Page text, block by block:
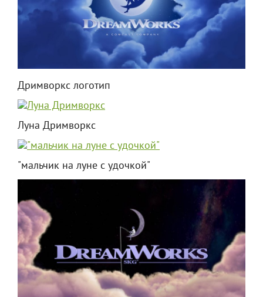
Дримворкс логотип
Луна Дримворкс
"мальчик на луне с удочкой"